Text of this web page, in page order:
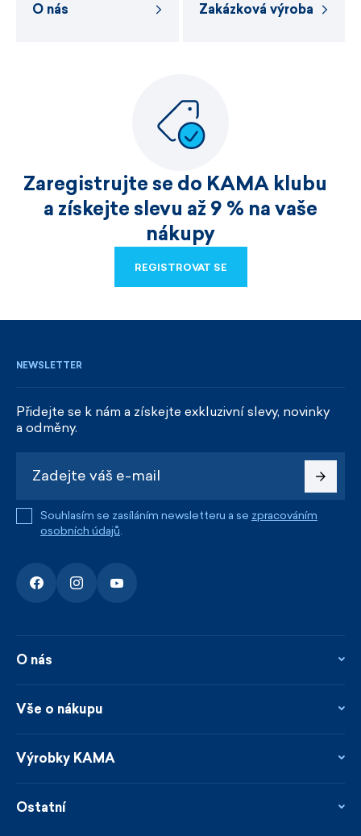
O nás Zakázková výroba
Zaregistrujte se do KAMA klubu
a získejte slevu až 9 % na vaše
nákupy
REGISTROVAT SE
NEWSLETTER
Přidejte se k nám a získejte exkluzivní slevy, novinky
a odměny.
Souhlasím se zasíláním newsletteru a se zpracováním
osobních údajů.
O nás
Kontakty
Novinky
Vše o nákupu
Věrnostní program
Prodejci
Výrobky KAMA
Udržitelnost
Ostatní